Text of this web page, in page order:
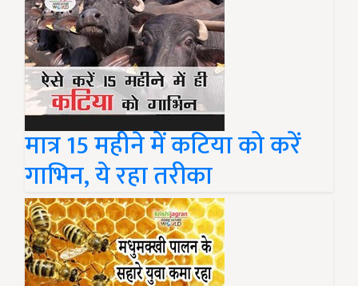
मात्र 15 महीने में कटिया को करें
गाभिन, ये रहा तरीका